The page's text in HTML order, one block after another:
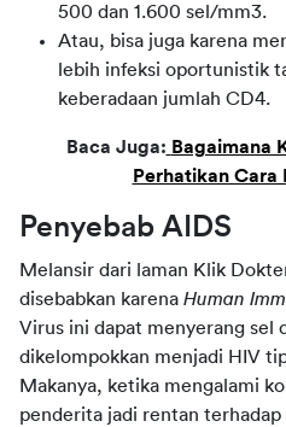
500 dan 1.600 sel/mm3.
Atau, bisa juga karena
lebih infeksi oportunistik
keberadaan jumlah CD4.
Baca Juga: Bagaimana
Perhatikan Cara
Penyebab AIDS
Melansir dari laman Klik
disebabkan karena Human
Virus ini dapat menyerang sel
dikelompokkan menjadi HIV
Makanya, ketika mengalami
penderita jadi rentan terhadap